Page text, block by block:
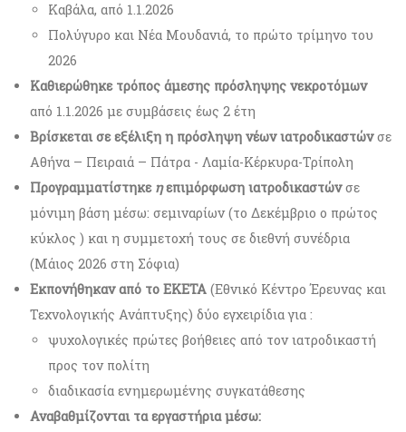
Καβάλα, από 1.1.2026
Πολύγυρο και Νέα Μουδανιά, το πρώτο τρίμηνο του
2026
Καθιερώθηκε τρόπος άμεσης πρόσληψης νεκροτόμων
από 1.1.2026 με συμβάσεις έως 2 έτη
Βρίσκεται σε εξέλιξη η πρόσληψη νέων ιατροδικαστώνσε
Αθήνα – Πειραιά – Πάτρα - Λαμία-Κέρκυρα-Τρίπολη
Προγραμματίστηκε ηεπιμόρφωση ιατροδικαστώνσε
μόνιμη βάση μέσω: σεμιναρίων (το Δεκέμβριο ο πρώτος
κύκλος ) και η συμμετοχή τους σε διεθνή συνέδρια
(Μάιος 2026 στη Σόφια)
Εκπονήθηκαν από το ΕΚΕΤΑ(Εθνικό Κέντρο Έρευνας και
Τεχνολογικής Ανάπτυξης) δύο εγχειρίδια για :
ψυχολογικές πρώτες βοήθειες από τον ιατροδικαστή
προς τον πολίτη
διαδικασία ενημερωμένης συγκατάθεσης
Αναβαθμίζονται τα εργαστήρια μέσω: